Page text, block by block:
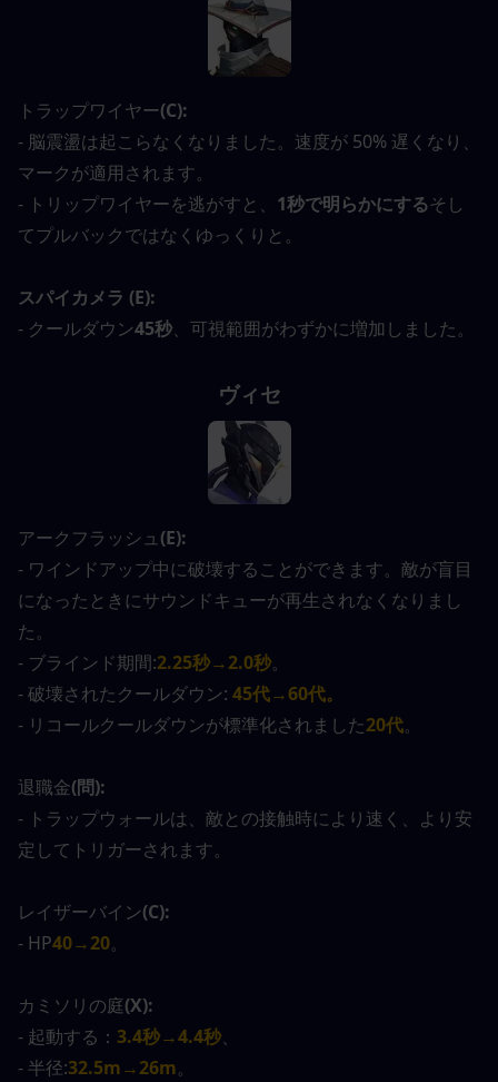
トラップワイヤー(C):
- 脳震盪は起こらなくなりました。速度が 50% 遅くなり、
マークが適用されます。
- トリップワイヤーを逃がすと、 1秒で明らかにするそし
てプルバックではなくゆっくりと。
スパイカメラ (E):
- クールダウン45秒、可視範囲がわずかに増加しました。
ヴィセ
アークフラッシュ(E):
- ワインドアップ中に破壊することができます。敵が盲目
になったときにサウンドキューが再生されなくなりまし
た。
- ブラインド期間:2.25秒→2.0秒。
- 破壊されたクールダウン: 45代→60代。
- リコールクールダウンが標準化されました20代。
退職金(問):
- トラップウォールは、敵との接触時により速く、より安
定してトリガーされます。
レイザーバイン(C):
- HP40→20。
カミソリの庭(X):
- 起動する： 3.4秒→4.4秒、
- 半径:32.5m→26m。